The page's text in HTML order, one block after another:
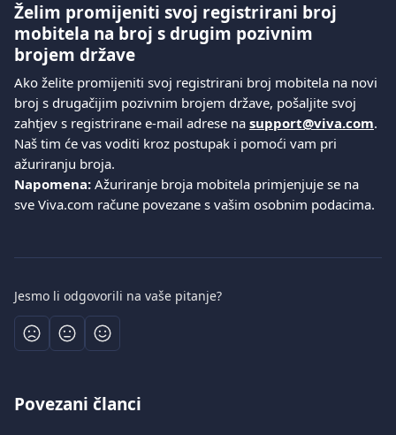
Želim promijeniti svoj registrirani broj
mobitela na broj s drugim pozivnim
brojem države
Ako želite promijeniti svoj registrirani broj mobitela na novi
broj s drugačijim pozivnim brojem države, pošaljite svoj
zahtjev s registrirane e-mail adrese na support@viva.com.
Naš tim će vas voditi kroz postupak i pomoći vam pri
ažuriranju broja.
Napomena: Ažuriranje broja mobitela primjenjuje se na
sve Viva.com račune povezane s vašim osobnim podacima.
Jesmo li odgovorili na vaše pitanje?
Povezani članci